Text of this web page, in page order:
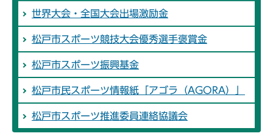
世界大会・全国大会出場激励金
松戸市スポーツ競技大会優秀選手褒賞金
松戸市スポーツ振興基金
松戸市民スポーツ情報紙「アゴラ（AGORA）」
松戸市スポーツ推進委員連絡協議会